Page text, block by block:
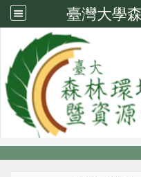
臺灣大學
系所成員
系所成員